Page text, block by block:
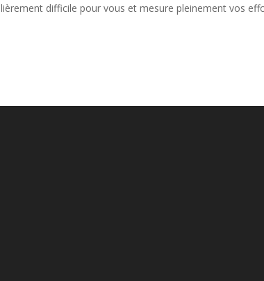
difficile pour vous et mesure pleinement vos